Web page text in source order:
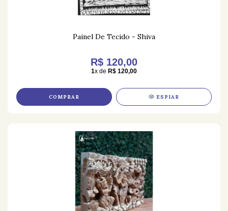
Painel De Tecido - Shiva
R$ 120,00
1x de R$ 120,00
COMPRAR ESPIAR